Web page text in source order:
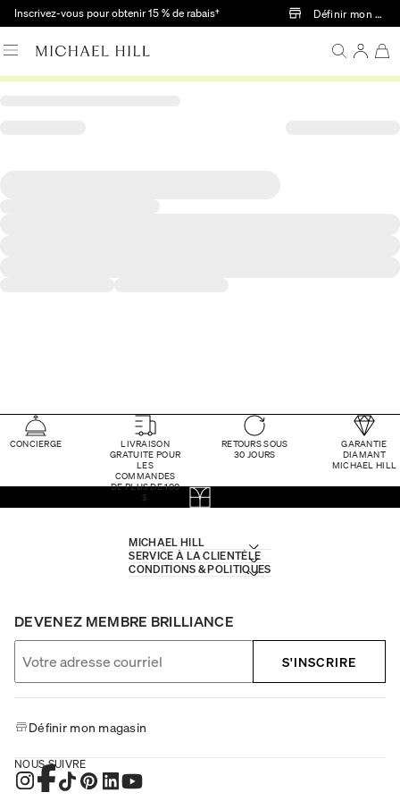
Passer au contenu principal
Inscrivez-vous pour obtenir 15 % de rabais† Définir mon
CONCIERGE
LIVRAISON
GRATUITE POUR
LES
COMMANDES
DE PLUS DE 100
$
RETOURS SOUS
30 JOURS
GARANTIE
DIAMANT
MICHAEL HILL
MICHAEL HILL
SERVICE À LA CLIENTÈLE
CONDITIONS & POLITIQUES
DEVENEZ MEMBRE BRILLIANCE
S'INSCRIRE
Définir mon magasin
NOUS SUIVRE